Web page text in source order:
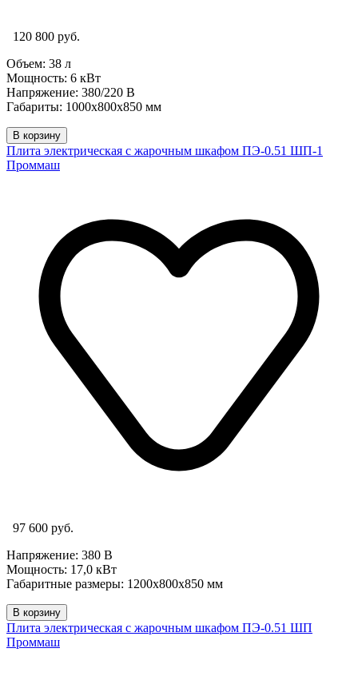
120 800 руб.
Объем: 38 л
Мощность: 6 кВт
Напряжение: 380/220 В
Габариты: 1000х800х850 мм
В корзину
Плита электрическая с жарочным шкафом ПЭ-0.51 ШП-1
Проммаш
97 600 руб.
Напряжение: 380 В
Мощность: 17,0 кВт
Габаритные размеры: 1200х800х850 мм
В корзину
Плита электрическая с жарочным шкафом ПЭ-0.51 ШП
Проммаш